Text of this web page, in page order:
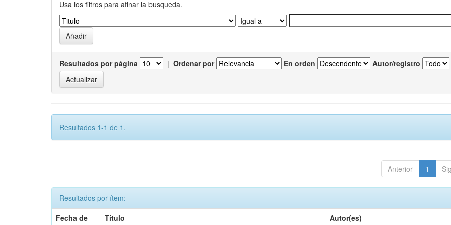
Usa los filtros para afinar la busqueda.
Resultados por página | Ordenar por En orden Autor/registro
Resultados 1-1 de 1.
Anterior 1
Resultados por ítem:
Fecha de
Título Autor(es)